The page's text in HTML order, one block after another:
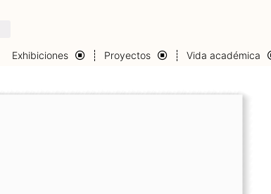
Exhibiciones Proyectos Vida académica